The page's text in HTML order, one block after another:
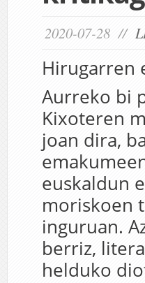
2020-07-28 //
Hirugarren
Aurreko bi
Kixoteren
joan dira,
euskaldun
moriskoen
inguruan.
berriz,
helduko